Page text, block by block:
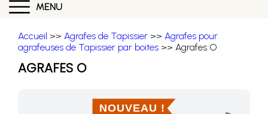
MENU
Accueil >> Agrafes de Tapissier >> Agrafes pour
agrafeuses de Tapissier par boites >> Agrafes O
AGRAFES O
NOUVEAU !